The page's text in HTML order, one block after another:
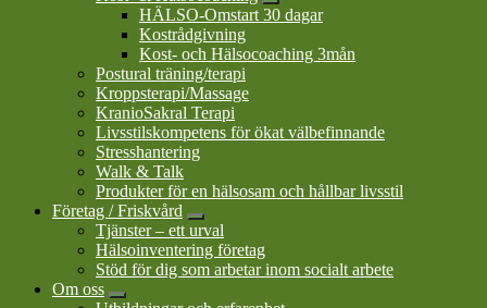
Submenu
HÄLSO-Omstart 30 dagar
Kostrådgivning
Kost- och Hälsocoaching 3mån
Postural träning/terapi
Kroppsterapi/Massage
KranioSakral Terapi
Livsstilskompetens för ökat välbefinnande
Stresshantering
Walk & Talk
Produkter för en hälsosam och hållbar livsstil
Företag / Friskvård
Submenu
Tjänster – ett urval
Hälsoinventering företag
Stöd för dig som arbetar inom socialt arbete
Om oss
Submenu